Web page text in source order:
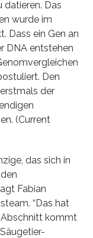
datieren. Das
wurde im
Dass ein Gen an
DNA entstehen
Den
der
(Current
das sich in
Fabian
“Das hat
Abschnitt kommt